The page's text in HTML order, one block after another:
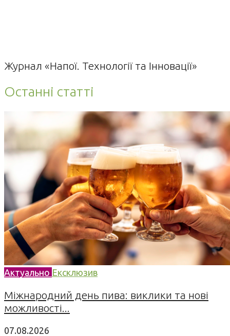
Журнал «Напої. Технології та Інновації»
Останні статті
Актуально Ексклюзив
Міжнародний день пива: виклики та нові
можливості...
07.08.2026